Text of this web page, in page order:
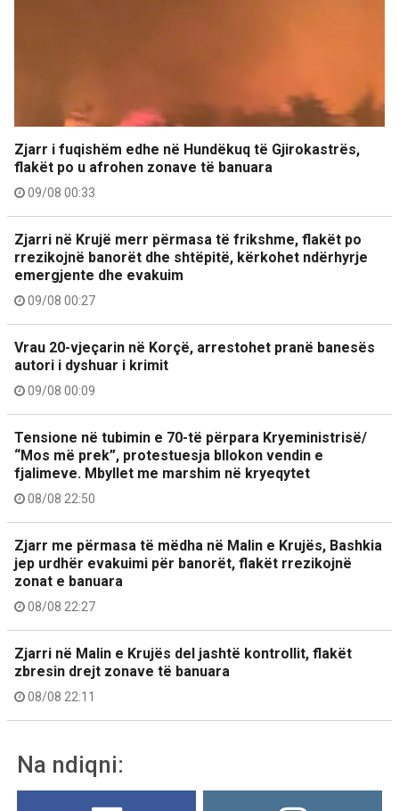
Zjarr i fuqishëm edhe në Hundëkuq të Gjirokastrës,
flakët po u afrohen zonave të banuara
09/08 00:33
Zjarri në Krujë merr përmasa të frikshme, flakët po
rrezikojnë banorët dhe shtëpitë, kërkohet ndërhyrje
emergjente dhe evakuim
09/08 00:27
Vrau 20-vjeçarin në Korçë, arrestohet pranë banesës
autori i dyshuar i krimit
09/08 00:09
Tensione në tubimin e 70-të përpara Kryeministrisë/
“Mos më prek”, protestuesja bllokon vendin e
fjalimeve. Mbyllet me marshim në kryeqytet
08/08 22:50
Zjarr me përmasa të mëdha në Malin e Krujës, Bashkia
jep urdhër evakuimi për banorët, flakët rrezikojnë
zonat e banuara
08/08 22:27
Zjarri në Malin e Krujës del jashtë kontrollit, flakët
zbresin drejt zonave të banuara
08/08 22:11
Na ndiqni: